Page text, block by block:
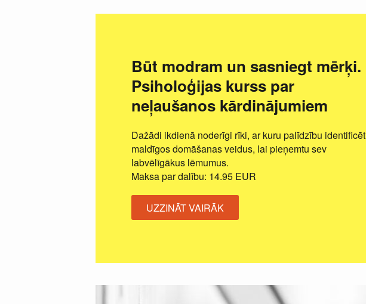
Būt modram un sasniegt mērķi.
Psiholoģijas kurss par
neļaušanos kārdinājumiem
Dažādi ikdienā noderīgi rīki, ar kuru palīdzību identificēt
maldīgos domāšanas veidus, lai pieņemtu sev
labvēlīgākus lēmumus.
Maksa par dalību: 14.95 EUR
UZZINĀT VAIRĀK